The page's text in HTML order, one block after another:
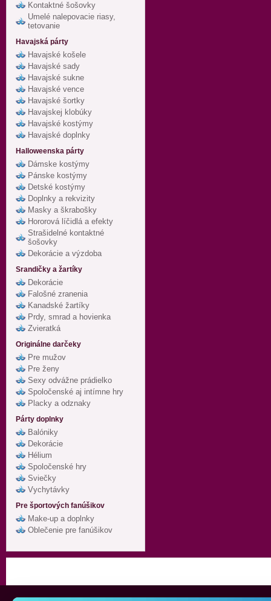
Kontaktné šošovky
Umelé nalepovacie riasy,
tetovanie
Havajská párty
Havajské košele
Havajské sady
Havajské sukne
Havajské vence
Havajské šortky
Havajskej klobúky
Havajské kostýmy
Havajské doplnky
Halloweenska párty
Dámske kostýmy
Pánske kostýmy
Detské kostýmy
Doplnky a rekvizity
Masky a škrabošky
Hororová líčidlá a efekty
Strašidelné kontaktné
šošovky
Dekorácie a výzdoba
Srandičky a žartíky
Dekorácie
Falošné zranenia
Kanadské žartíky
Prdy, smrad a hovienka
Zvieratká
Originálne darčeky
Pre mužov
Pre ženy
Sexy odvážne prádielko
Spoločenské aj intímne hry
Placky a odznaky
Párty doplnky
Balóniky
Dekorácie
Hélium
Spoločenské hry
Sviečky
Vychytávky
Pre športových fanúšikov
Make-up a doplnky
Oblečenie pre fanúšikov